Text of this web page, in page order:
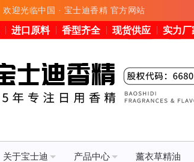
欢迎光临中国 · 宝士迪香精 官方网站
进口原料 香型齐全 现货供应 实力厂
关于宝士迪 产品中心 薰衣草精油